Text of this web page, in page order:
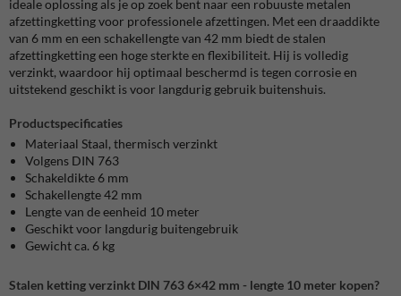
ideale oplossing als je op zoek bent naar een robuuste metalen
afzettingketting voor professionele afzettingen. Met een draaddikte
van 6 mm en een schakellengte van 42 mm biedt de stalen
afzettingketting een hoge sterkte en flexibiliteit. Hij is volledig
verzinkt, waardoor hij optimaal beschermd is tegen corrosie en
uitstekend geschikt is voor langdurig gebruik buitenshuis.
Productspecificaties
Materiaal Staal, thermisch verzinkt
Volgens DIN 763
Schakeldikte 6 mm
Schakellengte 42 mm
Lengte van de eenheid 10 meter
Geschikt voor langdurig buitengebruik
Gewicht ca. 6 kg
Stalen ketting verzinkt DIN 763 6×42 mm - lengte 10 meter kopen?